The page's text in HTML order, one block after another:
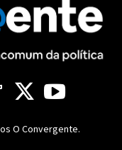
O Convergente.